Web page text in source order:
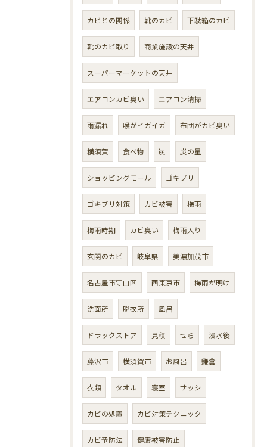
カビとの関係 靴のカビ 下駄箱のカビ
靴のカビ取り 商業施設の天井
スーパーマーケットの天井
エアコンカビ臭い エアコン清掃
雨漏れ 喉がイガイガ 布団がカビ臭い
横須賀 食べ物 炭 炭の量
ショッピングモール ゴキブリ
ゴキブリ対策 カビ被害 梅雨
梅雨時期 カビ臭い 梅雨入り
玄関のカビ 岐阜県 美濃加茂市
名古屋市守山区 西東京市 梅雨が明け
洗面所 脱衣所 風呂
ドラックストア 見積 せら 浸水後
藤沢市 横須賀市 お風呂 鎌倉
衣類 タオル 寝室 サッシ
カビの処置 カビ対策テクニック
カビ予防法 健康被害防止